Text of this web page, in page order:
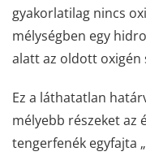
gyakorlatilag nincs
mélységben egy
alatt az oldott oxigén
Ez a láthatatlan
mélyebb részeket az
tengerfenék egyfajta